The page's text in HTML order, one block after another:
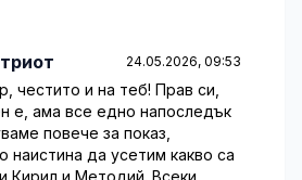
24.05.2026, 09:53
честито и на теб! Прав си,
е, ама все едно напоследък
повече за показ,
наистина да усетим какво са
Кирил и Методий. Всеки